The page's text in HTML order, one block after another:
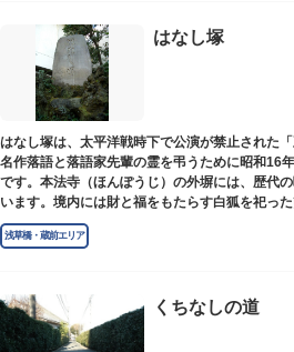
はなし塚
はなし塚は、太平洋戦時下で公演が禁止された
名作落語と落語家先輩の霊を弔うために昭和16
です。本法寺（ほんぽうじ）の外塀には、歴代
います。境内には財と福をもたらす白狐を祀っ
を祀った稲荷は全国に2ケ所しかない非常に珍し
浅草橋・蔵前エリア
くちなしの道